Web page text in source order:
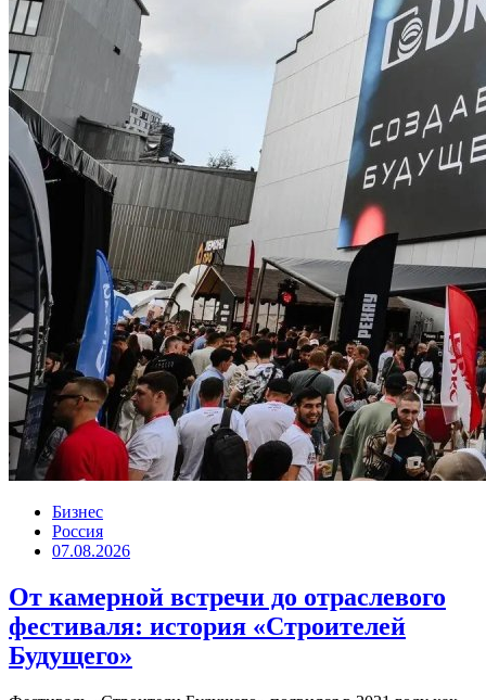
Бизнес
Россия
07.08.2026
От камерной встречи до отраслевого
фестиваля: история «Строителей
Будущего»